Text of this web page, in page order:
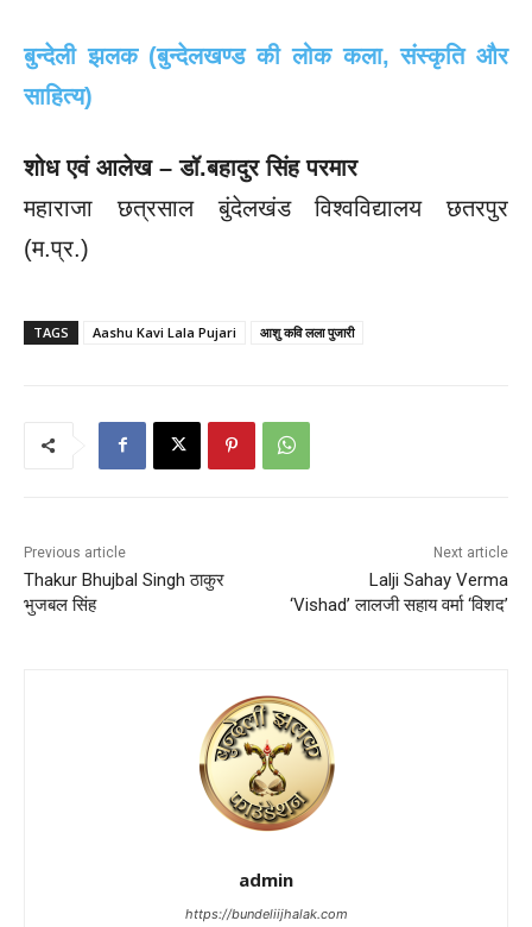
बुन्देली झलक (बुन्देलखण्ड की लोक कला, संस्कृति और
साहित्य)
शोध एवं आलेख – डॉ.बहादुर सिंह परमार
महाराजा छत्रसाल बुंदेलखंड विश्वविद्यालय छतरपुर
(म.प्र.)
TAGS Aashu Kavi Lala Pujari आशु कवि लला पुजारी
Previous article
Thakur Bhujbal Singh ठाकुर
भुजबल सिंह
Next article
Lalji Sahay Verma
‘Vishad’ लालजी सहाय वर्मा ‘विशद’
admin
https://bundeliijhalak.com